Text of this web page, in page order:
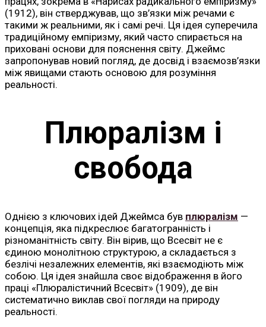
(1912), він стверджував, що зв’язки між речами є
такими ж реальними, як і самі речі. Ця ідея суперечила
традиційному емпіризму, який часто спирається на
приховані основи для пояснення світу. Джеймс
запропонував новий погляд, де досвід і взаємозв’язки
між явищами стають основою для розуміння
реальності.
Плюралізм і
свобода
Однією з ключових ідей Джеймса був плюралізм —
концепція, яка підкреслює багатогранність і
різноманітність світу. Він вірив, що Всесвіт не є
єдиною монолітною структурою, а складається з
безлічі незалежних елементів, які взаємодіють між
собою. Ця ідея знайшла своє відображення в його
праці «Плюралістичний Всесвіт» (1909), де він
систематично виклав свої погляди на природу
реальності.